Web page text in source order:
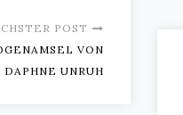
POST
VON
DAPHNE UNRUH